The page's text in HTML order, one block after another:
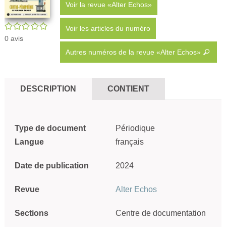
/5
0 avis
Voir la revue «Alter Echos»
Voir les articles du numéro
Autres numéros de la revue «Alter Echos»
DESCRIPTION CONTIENT
Type de document
Périodique
Langue
français
Date de publication 2024
Revue Alter Echos
Sections Centre de documentation